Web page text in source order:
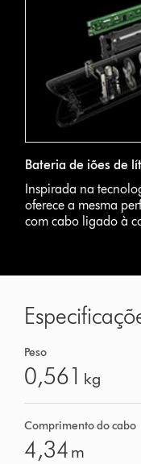
Bateria de iões de
Inspirada na
oferece a mesma
com cabo ligado à
Peso
0,561 kg
Comprimento do cabo
4,34 m